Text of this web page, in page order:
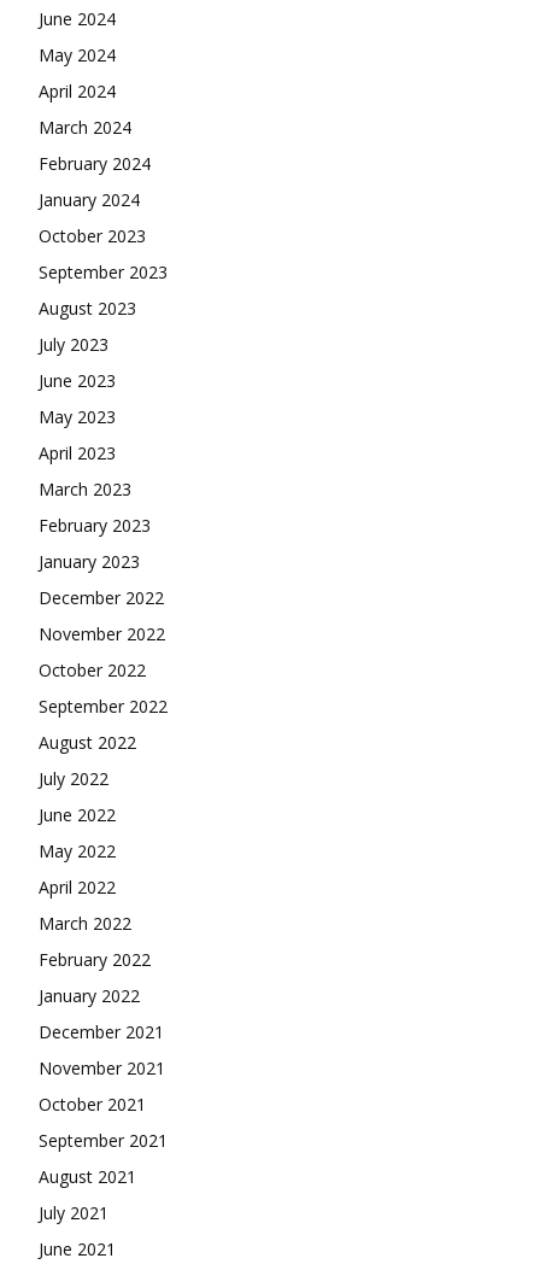
June 2024
May 2024
April 2024
March 2024
February 2024
January 2024
October 2023
September 2023
August 2023
July 2023
June 2023
May 2023
April 2023
March 2023
February 2023
January 2023
December 2022
November 2022
October 2022
September 2022
August 2022
July 2022
June 2022
May 2022
April 2022
March 2022
February 2022
January 2022
December 2021
November 2021
October 2021
September 2021
August 2021
July 2021
June 2021